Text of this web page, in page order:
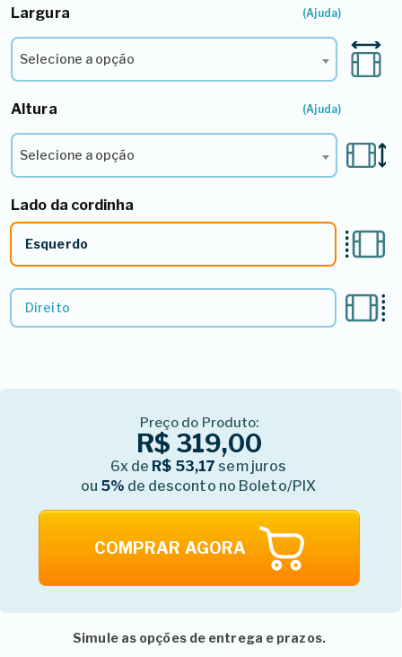
1º - Selecione a Largura*
Largura (Ajuda)
Selecione a opção
2º - Selecione a Altura*
Altura (Ajuda)
Selecione a opção
3º - Lado do Comando
Lado da cordinha
Esquerdo
Direito
Preço do Produto:
R$ 319,00
6x de R$ 53,17 sem juros
ou 5% de desconto no Boleto/PIX
COMPRAR AGORA
Simule as opções de entrega e prazos.